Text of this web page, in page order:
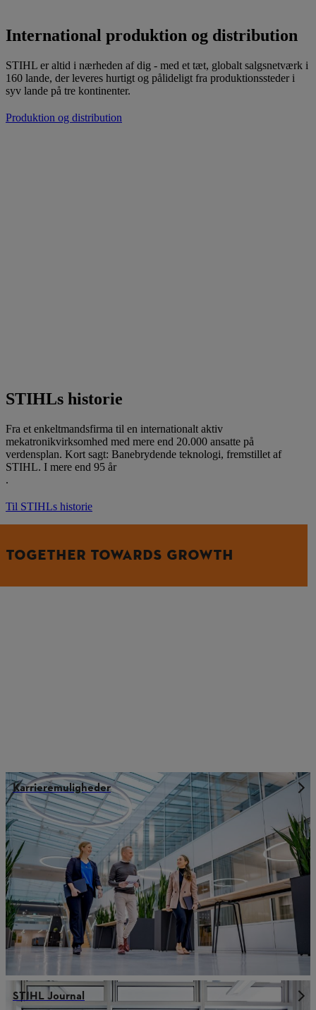
International produktion og distribution
STIHL er altid i nærheden af dig - med et tæt, globalt salgsnetværk i
160 lande, der leveres hurtigt og pålideligt fra produktionssteder i
syv lande på tre kontinenter.
Produktion og distribution
STIHLs historie
Fra et enkeltmandsfirma til en internationalt aktiv
mekatronikvirksomhed med mere end 20.000 ansatte på
verdensplan. Kort sagt: Banebrydende teknologi, fremstillet af
STIHL. I mere end 95 år
.
Til STIHLs historie
TOGETHER TOWARDS GROWTH
Karrieremuligheder
STIHL Journal